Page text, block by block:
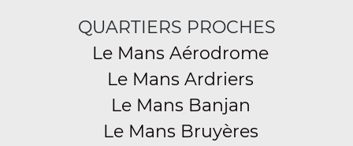
QUARTIERS PROCHES
Le Mans Aérodrome
Le Mans Ardriers
Le Mans Banjan
Le Mans Bruyères